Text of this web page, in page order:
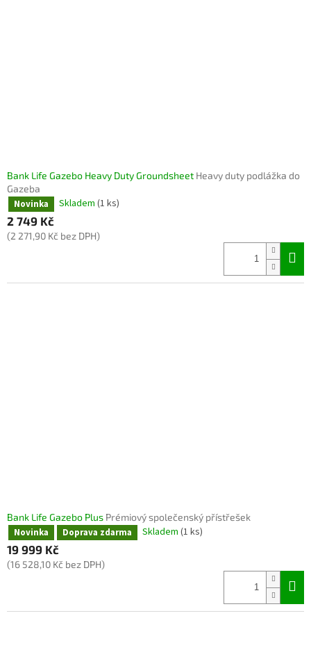
Bank Life Gazebo Heavy Duty Groundsheet Heavy duty podlážka do
Gazeba
Novinka Skladem (1 ks)
2 749 Kč
(2 271,90 Kč bez DPH)
Bank Life Gazebo Plus Prémiový společenský přístřešek
Novinka Doprava zdarma Skladem (1 ks)
19 999 Kč
(16 528,10 Kč bez DPH)